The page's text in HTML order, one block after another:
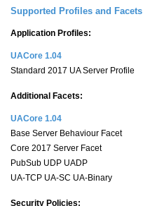
Supported Profiles and Facets
Application Profiles:
UACore 1.04
Standard 2017 UA Server Profile
Additional Facets:
UACore 1.04
Base Server Behaviour Facet
Core 2017 Server Facet
PubSub UDP UADP
UA-TCP UA-SC UA-Binary
Security Policies: